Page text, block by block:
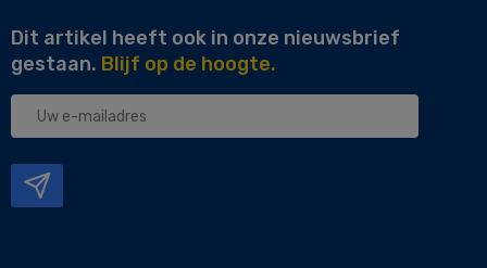
Dit artikel heeft ook in onze nieuwsbrief
gestaan. Blijf op de hoogte.
Uw